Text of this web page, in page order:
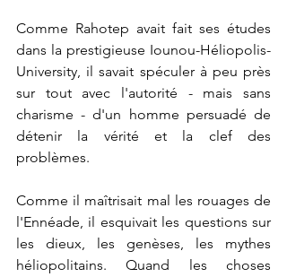
Comme Rahotep avait fait ses études
dans la prestigieuse Iounou-Héliopolis-
University, il savait spéculer à peu près
sur tout avec l'autorité - mais sans
charisme - d'un homme persuadé de
détenir la vérité et la clef des
problèmes.
Comme il maîtrisait mal les rouages de
l'Ennéade, il esquivait les questions sur
les dieux, les genèses, les mythes
héliopolitains. Quand les choses